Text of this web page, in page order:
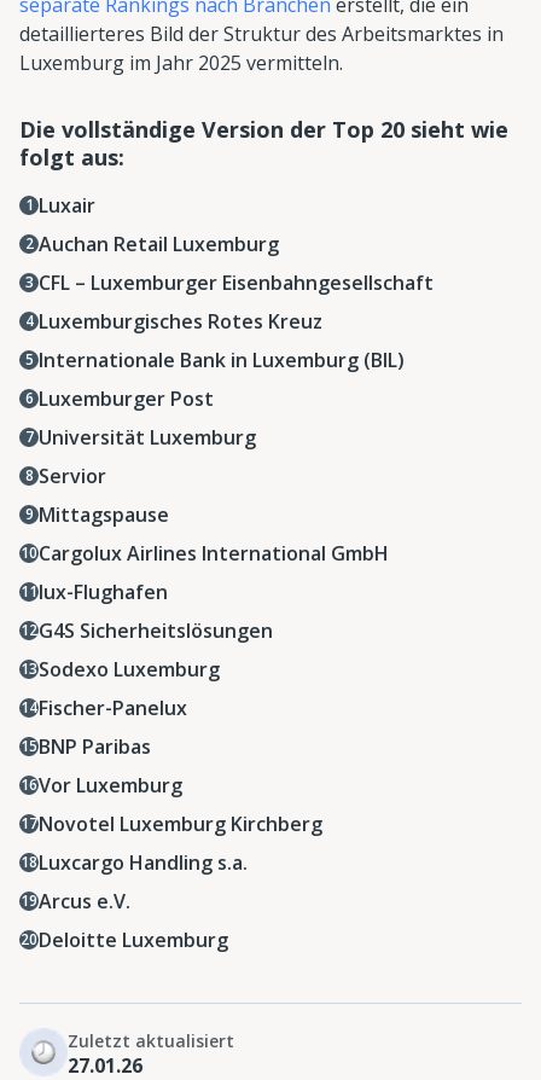
detaillierteres Bild der Struktur des Arbeitsmarktes in
Luxemburg im Jahr 2025 vermitteln.
Die vollständige Version der Top 20 sieht wie
folgt aus:
Luxair
Auchan Retail Luxemburg
CFL – Luxemburger Eisenbahngesellschaft
Luxemburgisches Rotes Kreuz
Internationale Bank in Luxemburg (BIL)
Luxemburger Post
Universität Luxemburg
Servior
Mittagspause
Cargolux Airlines International GmbH
lux-Flughafen
G4S Sicherheitslösungen
Sodexo Luxemburg
Fischer-Panelux
BNP Paribas
Vor Luxemburg
Novotel Luxemburg Kirchberg
Luxcargo Handling s.a.
Arcus e.V.
Deloitte Luxemburg
Zuletzt aktualisiert
27.01.26